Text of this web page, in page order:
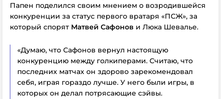
Папен поделился своим мнением о возродившейся
конкуренции за статус первого вратаря «ПСЖ», за
который спорят Матвей Сафонов и Люка Шевалье.
«Думаю, что Сафонов вернул настоящую
конкуренцию между голкиперами. Считаю, что
последних матчах он здорово зарекомендовал
себя, играя гораздо лучше. У него были игры, в
которых он делал потрясающие сэйвы.